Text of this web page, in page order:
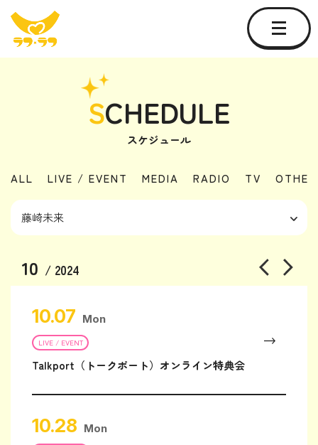
SCHEDULE
スケジュール
ALL LIVE / EVENT MEDIA RADIO TV OTHER
10 / 2024
10.07 Mon
LIVE / EVENT
Talkport（トークポート）オンライン特典会
10.28 Mon